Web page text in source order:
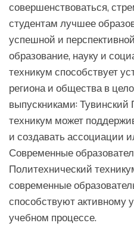
совершенствоваться,
студентам лучшее
успешной и
образование, науку и
техникум способствует
региона и общества в
выпускниками: Тувинский
техникум может
и создавать ассоциации
Современные
Политехнический
современные
способствуют активному
учебном процессе.